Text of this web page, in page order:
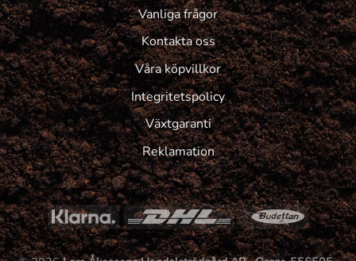
Vanliga frågor
Kontakta oss
Våra köpvillkor
Integritetspolicy
Växtgaranti
Reklamation